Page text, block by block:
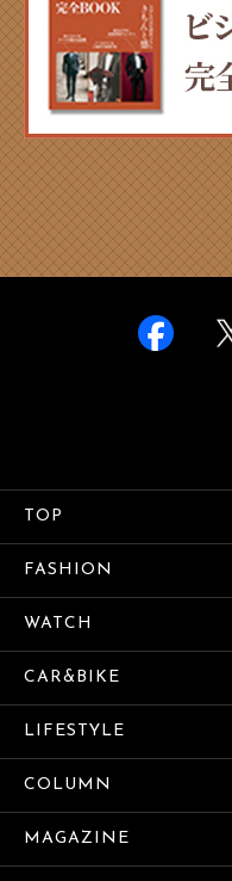
TOP
FASHION
WATCH
CAR&BIKE
LIFESTYLE
COLUMN
MAGAZINE